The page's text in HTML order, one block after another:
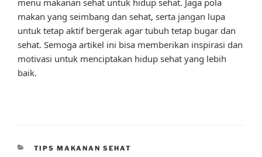
menu makanan sehat untuk hidup sehat. Jaga pola
makan yang seimbang dan sehat, serta jangan lupa
untuk tetap aktif bergerak agar tubuh tetap bugar dan
sehat. Semoga artikel ini bisa memberikan inspirasi dan
motivasi untuk menciptakan hidup sehat yang lebih
baik.
CATEGORIES
TIPS MAKANAN SEHAT